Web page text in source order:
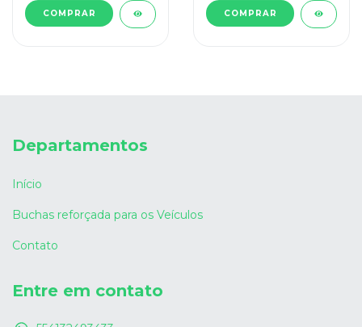
Departamentos
Início
Buchas reforçada para os Veículos
Contato
Entre em contato